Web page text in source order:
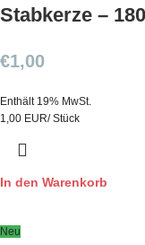
Stabkerze –
€1,00
Enthält 19% MwSt.
1,00 EUR/ Stück
In den Warenkorb
Neu